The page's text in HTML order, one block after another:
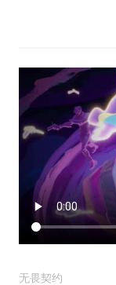
无畏契约